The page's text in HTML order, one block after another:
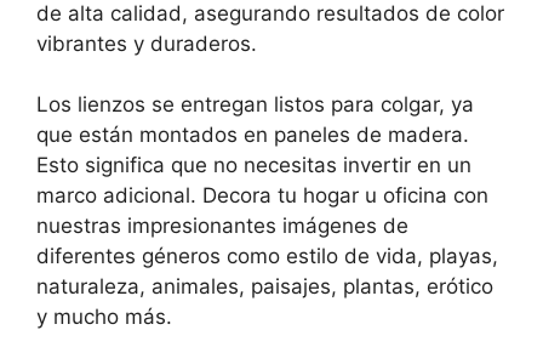
de alta calidad, asegurando resultados de color
vibrantes y duraderos.
Los lienzos se entregan listos para colgar, ya
que están montados en paneles de madera.
Esto significa que no necesitas invertir en un
marco adicional. Decora tu hogar u oficina con
nuestras impresionantes imágenes de
diferentes géneros como estilo de vida, playas,
naturaleza, animales, paisajes, plantas, erótico
y mucho más.